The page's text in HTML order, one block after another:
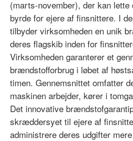
(marts-november), der kan lette
byrde for ejere af finsnittere. I
tilbyder virksomheden en unik
deres flagskib inden for
Virksomheden garanterer et
brændstofforbrug i løbet af
timen. Gennemsnittet omfatter
maskinen arbejder, kører i
Det innovative
skræddersyet til ejere af
administrere deres udgifter